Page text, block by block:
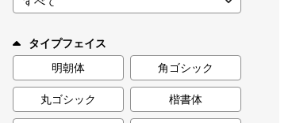
カート 0
タイプフェイス
明朝体
角ゴシック
丸ゴシック 楷書体